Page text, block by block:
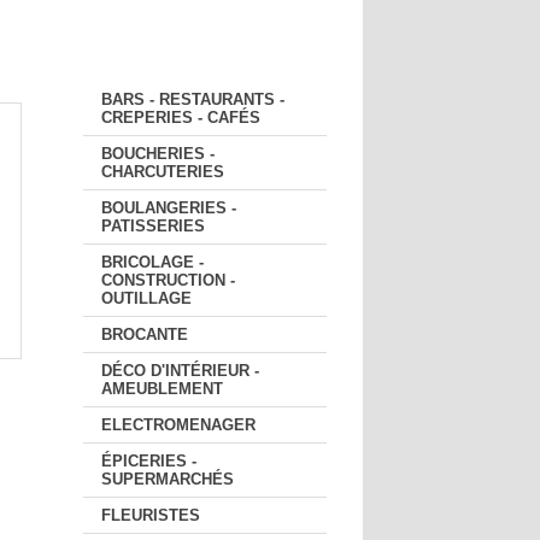
BARS - RESTAURANTS -
CREPERIES - CAFÉS
BOUCHERIES -
CHARCUTERIES
BOULANGERIES -
PATISSERIES
BRICOLAGE -
CONSTRUCTION -
OUTILLAGE
BROCANTE
DÉCO D'INTÉRIEUR -
AMEUBLEMENT
ELECTROMENAGER
ÉPICERIES -
SUPERMARCHÉS
FLEURISTES